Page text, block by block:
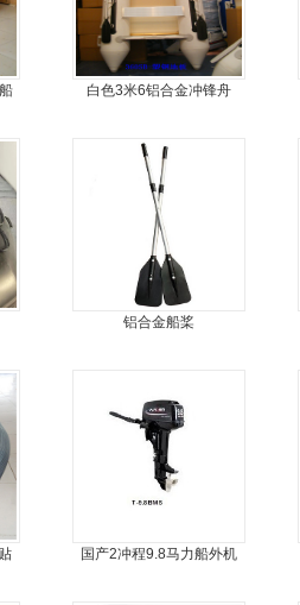
白色3米6铝合金冲锋舟
铝合金船桨
国产2冲程9.8马力船外机